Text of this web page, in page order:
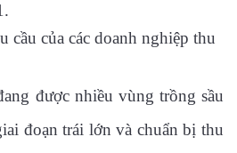
cầu của các doanh nghiệp thu
được nhiều vùng trồng sầu
đoạn trái lớn và chuẩn bị thu